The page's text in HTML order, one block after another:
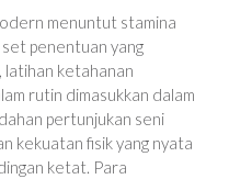
menuntut stamina
set penentuan yang
latihan ketahanan
rutin dimasukkan dalam
pertunjukan seni
kekuatan fisik yang nyata
ketat. Para